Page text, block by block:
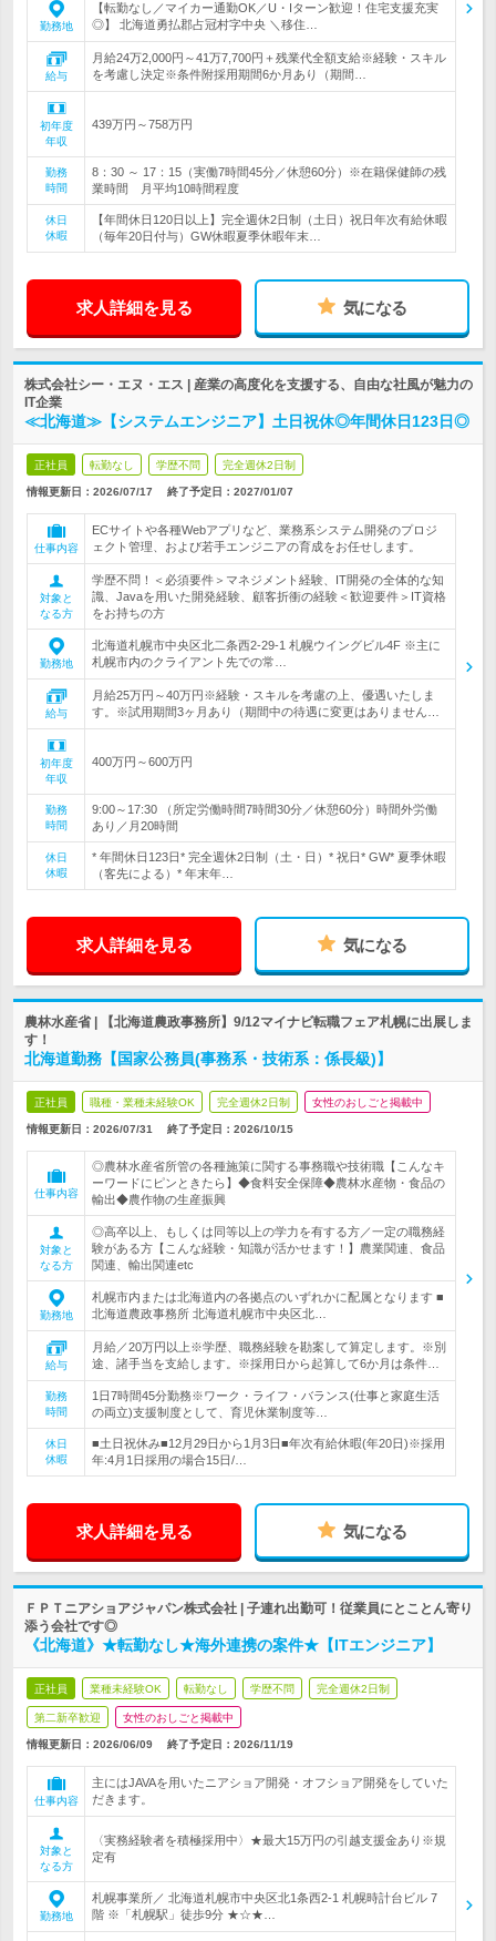
勤務地
【転勤なし／マイカー通勤OK／U・Iターン歓迎！住宅支援充実
◎】 北海道勇払郡占冠村字中央 ＼移住…
給与
月給24万2,000円～41万7,700円＋残業代全額支給※経験・スキル
を考慮し決定※条件附採用期間6か月あり（期間…
初年度
年収
439万円～758万円
勤務
時間
8：30 ～ 17：15（実働7時間45分／休憩60分）※在籍保健師の残
業時間 月平均10時間程度
休日
休暇
【年間休日120日以上】完全週休2日制（土日）祝日年次有給休暇
（毎年20日付与）GW休暇夏季休暇年末…
求人詳細を見る 気になる
株式会社シー・エヌ・エス | 産業の高度化を支援する、自由な社風が魅力の
IT企業
≪北海道≫【システムエンジニア】土日祝休◎年間休日123日◎
正社員 転勤なし 学歴不問 完全週休2日制
情報更新日：2026/07/17 終了予定日： 2027/01/07
仕事内容
ECサイトや各種Webアプリなど、業務系システム開発のプロジ
ェクト管理、および若手エンジニアの育成をお任せします。
対象と
なる方
学歴不問！＜必須要件＞マネジメント経験、IT開発の全体的な知
識、Javaを用いた開発経験、顧客折衝の経験＜歓迎要件＞IT資格
をお持ちの方
勤務地
北海道札幌市中央区北二条西2-29-1 札幌ウイングビル4F ※主に
札幌市内のクライアント先での常…
給与
月給25万円～40万円※経験・スキルを考慮の上、優遇いたしま
す。※試用期間3ヶ月あり（期間中の待遇に変更はありません…
初年度
年収
400万円～600万円
勤務
時間
9:00～17:30 （所定労働時間7時間30分／休憩60分）時間外労働
あり／月20時間
休日
休暇
* 年間休日123日* 完全週休2日制（土・日）* 祝日* GW* 夏季休暇
（客先による）* 年末年…
求人詳細を見る 気になる
農林水産省 | 【北海道農政事務所】9/12マイナビ転職フェア札幌に出展しま
す！
北海道勤務【国家公務員(事務系・技術系：係長級)】
正社員 職種・業種未経験OK 完全週休2日制 女性のおしごと掲載中
情報更新日：2026/07/31 終了予定日： 2026/10/15
仕事内容
◎農林水産省所管の各種施策に関する事務職や技術職【こんなキ
ーワードにピンときたら】◆食料安全保障◆農林水産物・食品の
輸出◆農作物の生産振興
対象と
なる方
◎高卒以上、もしくは同等以上の学力を有する方／一定の職務経
験がある方【こんな経験・知識が活かせます！】農業関連、食品
関連、輸出関連etc
勤務地
札幌市内または北海道内の各拠点のいずれかに配属となります ■
北海道農政事務所 北海道札幌市中央区北…
給与
月給／20万円以上※学歴、職務経験を勘案して算定します。※別
途、諸手当を支給します。※採用日から起算して6か月は条件…
勤務
時間
1日7時間45分勤務※ワーク・ライフ・バランス(仕事と家庭生活
の両立)支援制度として、育児休業制度等…
休日
休暇
■土日祝休み■12月29日から1月3日■年次有給休暇(年20日)※採用
年:4月1日採用の場合15日/…
求人詳細を見る 気になる
ＦＰＴニアショアジャパン株式会社 | 子連れ出勤可！従業員にとことん寄り
添う会社です◎
《北海道》★転勤なし★海外連携の案件★【ITエンジニア】
正社員 業種未経験OK 転勤なし 学歴不問 完全週休2日制
第二新卒歓迎 女性のおしごと掲載中
情報更新日：2026/06/09 終了予定日： 2026/11/19
仕事内容
主にはJAVAを用いたニアショア開発・オフショア開発をしていた
だきます。
対象と
なる方
〈実務経験者を積極採用中〉★最大15万円の引越支援金あり※規
定有
勤務地
札幌事業所／ 北海道札幌市中央区北1条西2-1 札幌時計台ビル 7
階 ※「札幌駅」徒歩9分 ★☆★…